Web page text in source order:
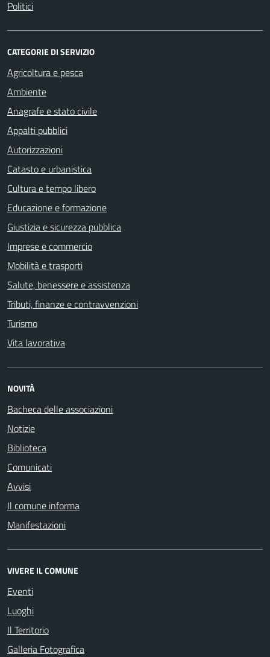
Politici
CATEGORIE DI SERVIZIO
Agricoltura e pesca
Ambiente
Anagrafe e stato civile
Appalti pubblici
Autorizzazioni
Catasto e urbanistica
Cultura e tempo libero
Educazione e formazione
Giustizia e sicurezza pubblica
Imprese e commercio
Mobilità e trasporti
Salute, benessere e assistenza
Tributi, finanze e contravvenzioni
Turismo
Vita lavorativa
NOVITÀ
Bacheca delle associazioni
Notizie
Biblioteca
Comunicati
Avvisi
Il comune informa
Manifestazioni
VIVERE IL COMUNE
Eventi
Luoghi
Il Territorio
Galleria Fotografica